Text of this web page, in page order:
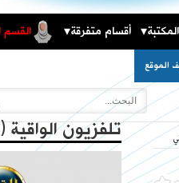
المكتبة أقسام متفرقة القسم
الموقع
تلفزيون الواقية
المكتبة الثقافية
فعاليات حزب التحرير